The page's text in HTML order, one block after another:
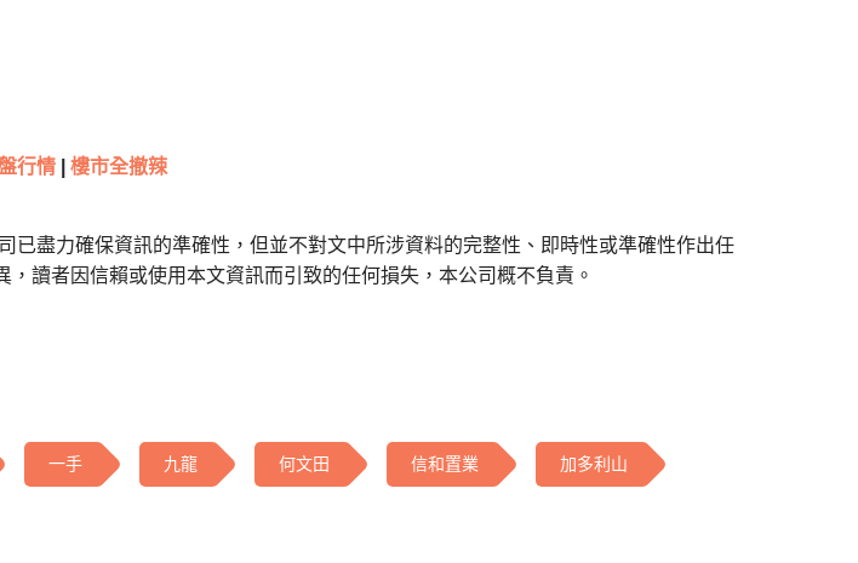
行情 樓市全撤辣
已盡力確保資訊的準確性，但並不對文中所涉資料的完整性、即時性或準確性作出任
讀者因信賴或使用本文資訊而引致的任何損失，本公司概不負責。
一手 九龍 何文田 信和置業 加多利山